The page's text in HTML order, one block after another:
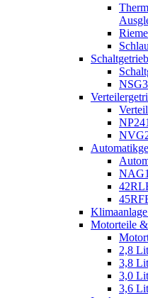
Motorteile
2,8
3,8
3,0
3,6